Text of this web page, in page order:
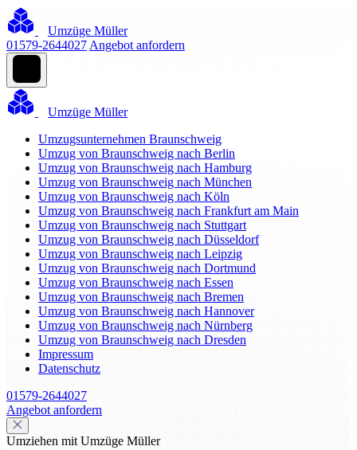
Umzüge Müller
01579-2644027 Angebot anfordern
Umzüge Müller
Umzugsunternehmen Braunschweig
Umzug von Braunschweig nach Berlin
Umzug von Braunschweig nach Hamburg
Umzug von Braunschweig nach München
Umzug von Braunschweig nach Köln
Umzug von Braunschweig nach Frankfurt am Main
Umzug von Braunschweig nach Stuttgart
Umzug von Braunschweig nach Düsseldorf
Umzug von Braunschweig nach Leipzig
Umzug von Braunschweig nach Dortmund
Umzug von Braunschweig nach Essen
Umzug von Braunschweig nach Bremen
Umzug von Braunschweig nach Hannover
Umzug von Braunschweig nach Nürnberg
Umzug von Braunschweig nach Dresden
Impressum
Datenschutz
01579-2644027
Angebot anfordern
Umziehen mit Umzüge Müller